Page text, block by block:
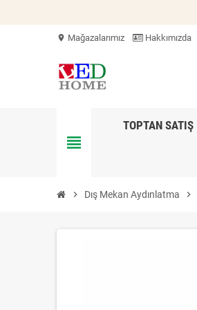
location_on Mağazalarımız Hakkımızda
view_headline
TOPTAN SATIŞ
chevron_right Dış Mekan Aydınlatma chevron_right